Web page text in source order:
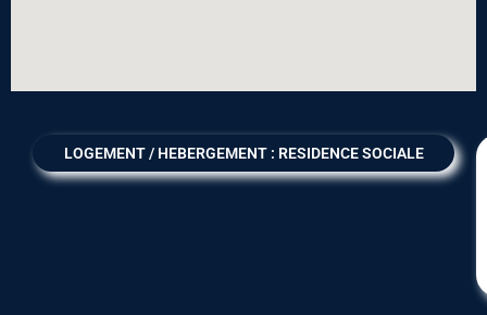
LOGEMENT / HEBERGEMENT : RESIDENCE SOCIALE